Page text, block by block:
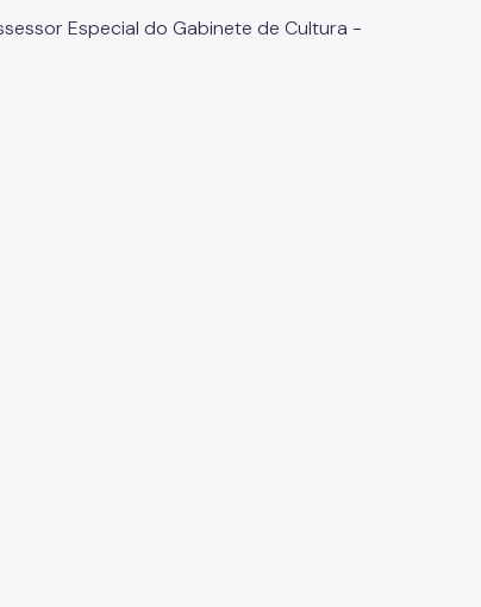
Especial do Gabinete de Cultura -